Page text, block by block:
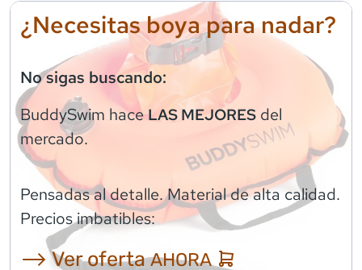
¿Necesitas boya para nadar?
No sigas buscando:
BuddySwim haceLAS MEJORES del
mercado.
Pensadas al detalle. Material de alta calidad.
Precios imbatibles:
⟶ Ver ofertaAHORA